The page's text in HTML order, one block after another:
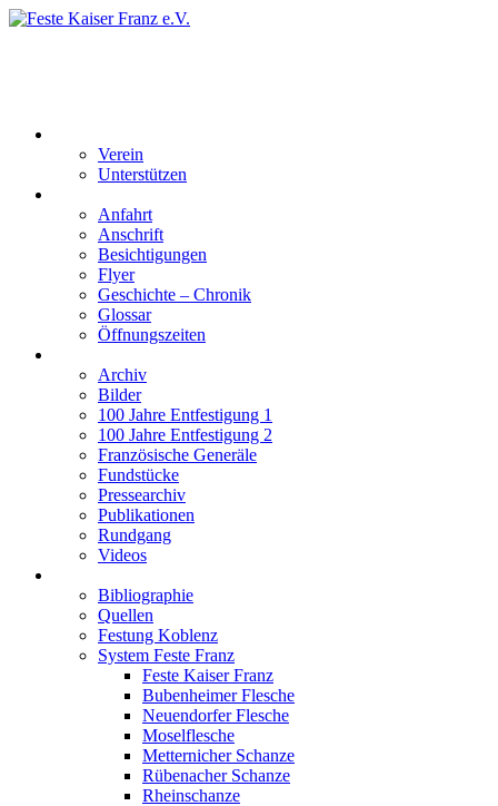
Verein
Unterstützen
Anfahrt
Anschrift
Besichtigungen
Flyer
Geschichte – Chronik
Glossar
Öffnungszeiten
Archiv
Bilder
100 Jahre Entfestigung 1
100 Jahre Entfestigung 2
Französische Generäle
Fundstücke
Pressearchiv
Publikationen
Rundgang
Videos
Bibliographie
Quellen
Festung Koblenz
System Feste Franz
Feste Kaiser Franz
Bubenheimer Flesche
Neuendorfer Flesche
Moselflesche
Metternicher Schanze
Rübenacher Schanze
Rheinschanze